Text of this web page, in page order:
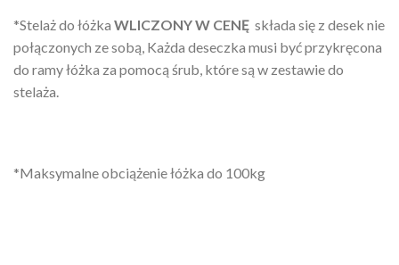
*Stelaż do łóżka WLICZONY W CENĘ składa się z desek nie
połączonych ze sobą, Każda deseczka musi być przykręcona
do ramy łóżka za pomocą śrub, które są w zestawie do
stelaża.
*Maksymalne obciążenie łóżka do 100kg